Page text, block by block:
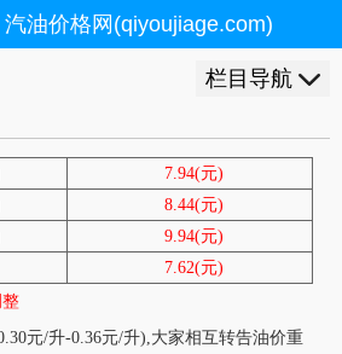
汽油价格网(qiyoujiage.com)
栏目导航
7.94(元)
8.44(元)
9.94(元)
7.62(元)
元/升-0.36元/升),大家相互转告油价重